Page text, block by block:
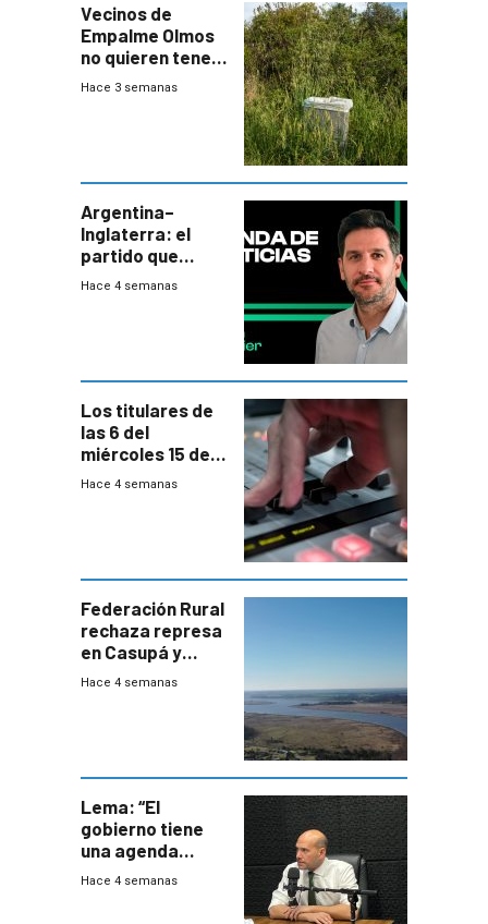
Vecinos de
Empalme Olmos
no quieren tener
cerca una planta
departamental
Hace 3 semanas
Argentina–
Inglaterra: el
partido que
nunca termina
Hace 4 semanas
Los titulares de
las 6 del
miércoles 15 de
julio de 2026
Hace 4 semanas
Federación Rural
rechaza represa
en Casupá y
firma demanda
Hace 4 semanas
Lema: “El
gobierno tiene
una agenda
destructiva”
Hace 4 semanas